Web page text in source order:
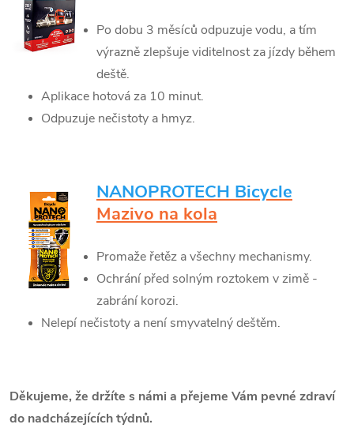
Po dobu 3 měsíců odpuzuje vodu, a tím
výrazně zlepšuje viditelnost za jízdy během
deště.
Aplikace hotová za 10 minut.
Odpuzuje nečistoty a hmyz.
NANOPROTECH Bicycle
Mazivo na kola
Promaže řetěz a všechny mechanismy.
Ochrání před solným roztokem v zimě -
zabrání korozi.
Nelepí nečistoty a není smyvatelný deštěm.
Děkujeme, že držíte s námi a přejeme Vám pevné zdraví
do nadcházejících týdnů.